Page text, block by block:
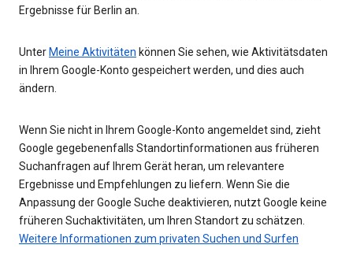
Ergebnisse für Berlin an.
UnterMeine Aktivitäten können Sie sehen, wie Aktivitätsdaten
in Ihrem Google-Konto gespeichert werden, und dies auch
ändern.
Wenn Sie nicht in Ihrem Google-Konto angemeldet sind, zieht
Google gegebenenfalls Standortinformationen aus früheren
Suchanfragen auf Ihrem Gerät heran, um relevantere
Ergebnisse und Empfehlungen zu liefern. Wenn Sie die
Anpassung der Google Suche deaktivieren, nutzt Google keine
früheren Suchaktivitäten, um Ihren Standort zu schätzen.
Weitere Informationen zum privaten Suchen und Surfen